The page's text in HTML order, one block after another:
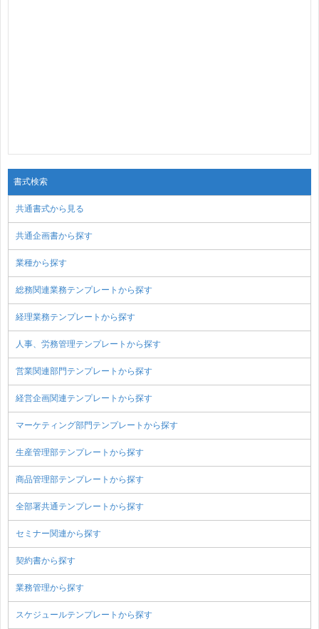
書式検索
共通書式から見る
共通企画書から探す
業種から探す
総務関連業務テンプレートから探す
経理業務テンプレートから探す
人事、労務管理テンプレートから探す
営業関連部門テンプレートから探す
経営企画関連テンプレートから探す
マーケティング部門テンプレートから探す
生産管理部テンプレートから探す
商品管理部テンプレートから探す
全部署共通テンプレートから探す
セミナー関連から探す
契約書から探す
業務管理から探す
スケジュールテンプレートから探す